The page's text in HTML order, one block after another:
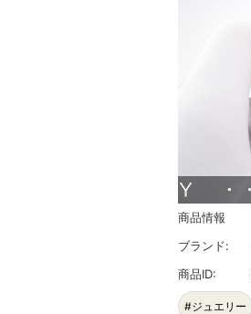
商品情報
ブランド:
商品ID:
#ジュエリー